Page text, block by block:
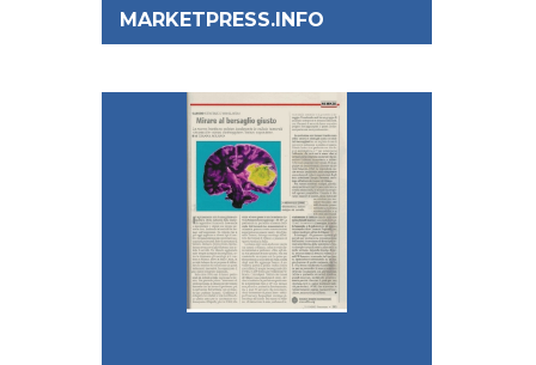
MARKETPRESS.INFO